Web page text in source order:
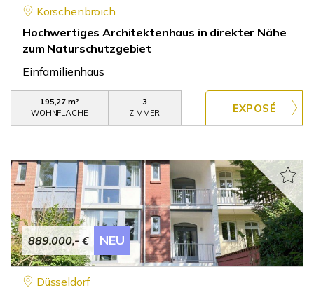
Korschenbroich
Hochwertiges Architektenhaus in direkter Nähe
zum Naturschutzgebiet
Einfamilienhaus
195,27 m²
WOHNFLÄCHE
3
ZIMMER
889.000,- € NEU
Düsseldorf